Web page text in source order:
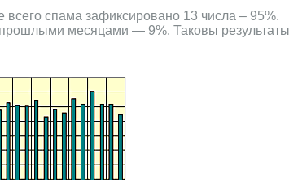
спама зафиксировано 13 числа – 95%.
месяцами — 9%. Таковы результаты